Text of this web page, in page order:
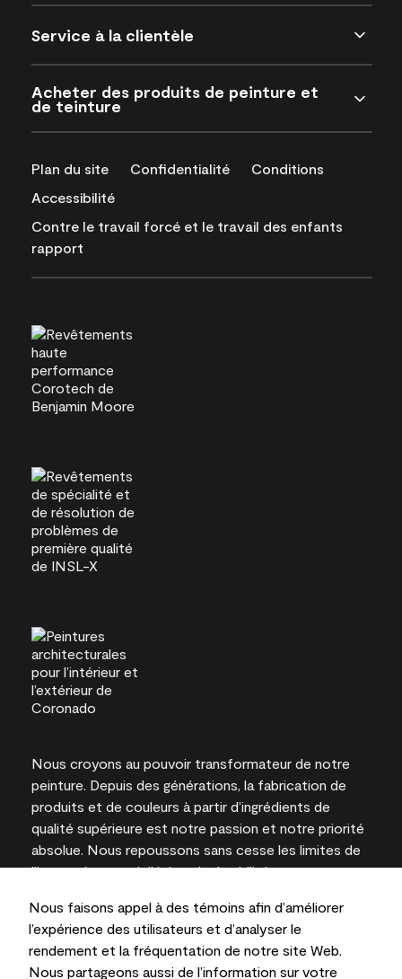
Nous faisons appel à des témoins afin d’améliorer
l’expérience des utilisateurs et d’analyser le
rendement et la fréquentation de notre site Web.
Nous partageons aussi de l’information sur votre
Service à la clientèle
Acheter des produits de peinture et
de teinture
Plan du site Confidentialité
Conditions
Accessibilité
Contre le travail forcé et le travail des enfants
rapport
Nous croyons au pouvoir transformateur de notre
peinture. Depuis des générations, la fabrication de
produits et de couleurs à partir d’ingrédients de
qualité supérieure est notre passion et notre priorité
absolue. Nous repoussons sans cesse les limites de
l’innovation et privilégions la durabilité pour
l’expertise locale.